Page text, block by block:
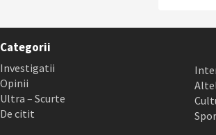
Categorii
Investigatii
Opinii
Ultra – Scurte
De citit